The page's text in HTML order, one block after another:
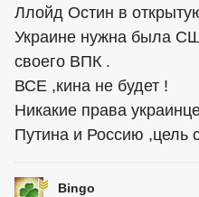
Ллойд Остин в
Украине нужна была
своего ВПК .
ВСЕ ,кина не будет !
Никакие права
Путина и Россию ,цель
Bingo